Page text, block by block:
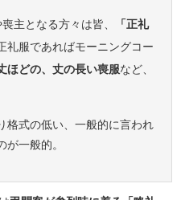
主となる方々は皆、
「正礼
礼服であればモーニングコー
ほどの、丈の長い喪服など、
格式の低い、一般的に言われ
が一般的。